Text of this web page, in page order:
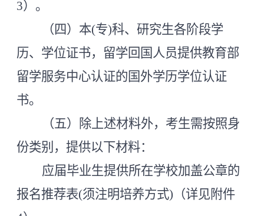
3）。
（四）本(专)科、研究生各阶段学
历、学位证书，留学回国人员提供教育部
留学服务中心认证的国外学历学位认证
书。
（五）除上述材料外，考生需按照身
份类别，提供以下材料：
应届毕业生提供所在学校加盖公章的
报名推荐表(须注明培养方式)（详见附件